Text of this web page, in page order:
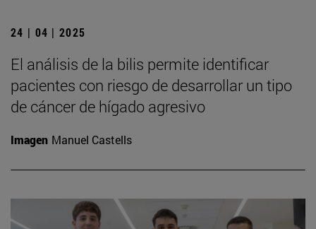
24 | 04 | 2025
El análisis de la bilis permite identificar
pacientes con riesgo de desarrollar un tipo
de cáncer de hígado agresivo
Imagen Manuel Castells